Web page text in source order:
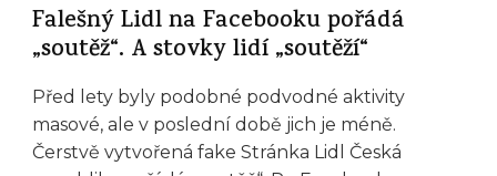
Falešný Lidl na Facebooku pořádá
„soutěž“. A stovky lidí „soutěží“
Před lety byly podobné podvodné aktivity
masové, ale v poslední době jich je méně.
Čerstvě vytvořená fake Stránka Lidl Česká